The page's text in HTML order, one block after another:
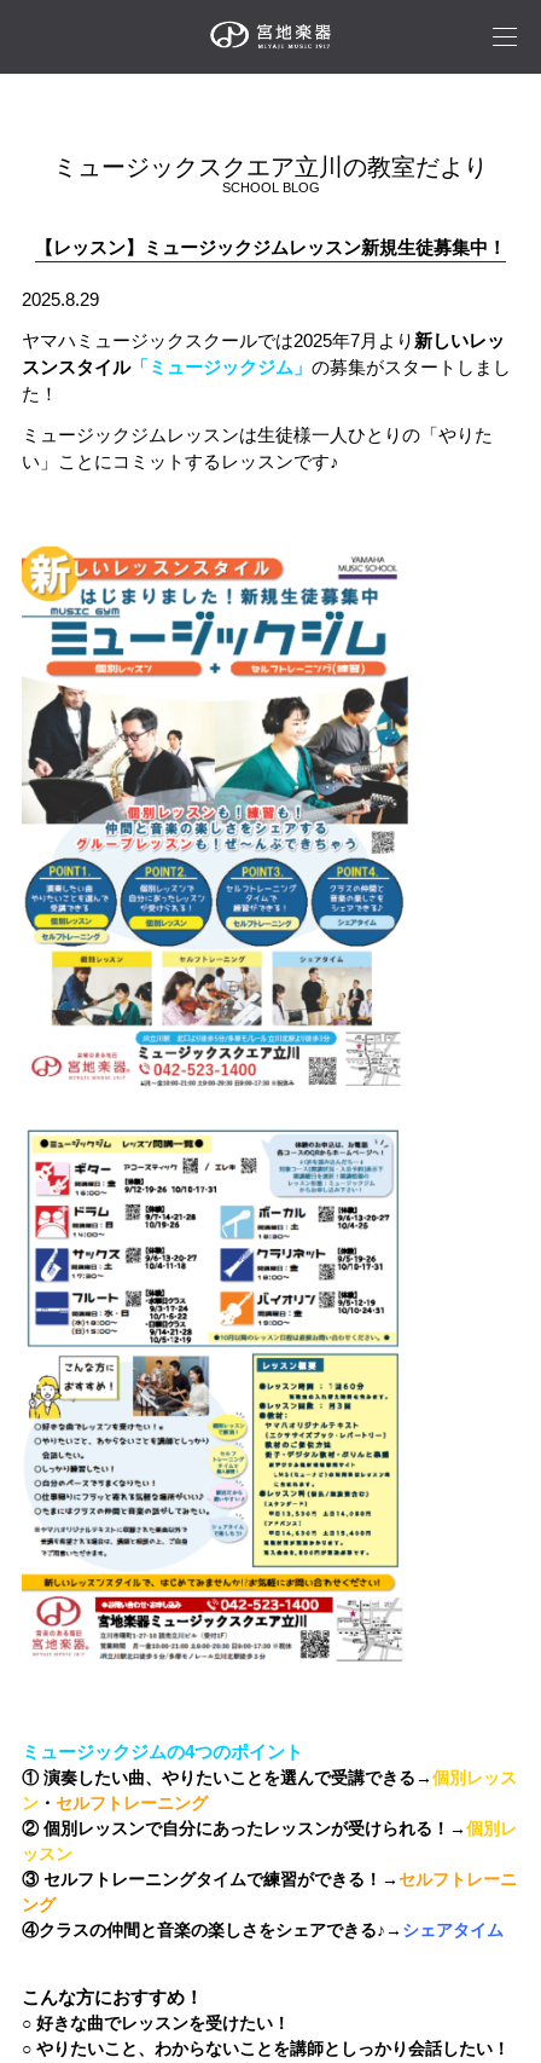
ミュージックスクエア立川の教室だより
SCHOOL BLOG
【レッスン】ミュージックジムレッスン新規生徒募集中！
2025.8.29
ヤマハミュージックスクールでは2025年7月より 新しいレッ
スンスタイル「ミュージックジム」 の募集がスタートしまし
た！
ミュージックジムレッスンは生徒様一人ひとりの「やりた
い」ことにコミットするレッスンです♪
ミュージックジムの4つのポイント
① 演奏したい曲、やりたいことを選んで受講できる→個別レッス
ン・ セルフトレーニング
② 個別レッスンで自分にあったレッスンが受けられる！→個別レ
ッスン
③ セルフトレーニングタイムで練習ができる！→セルフトレーニ
ング
④クラスの仲間と音楽の楽しさをシェアできる♪→ シェアタイム
こんな方におすすめ！
○ 好きな曲でレッスンを受けたい！
○ やりたいこと、わからないことを講師としっかり会話したい！